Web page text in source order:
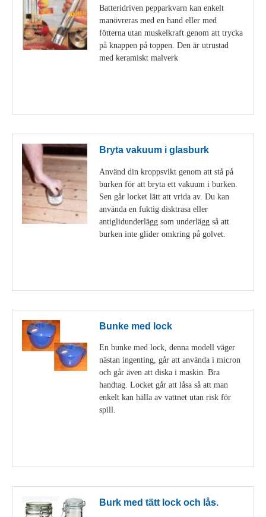
Batteridriven pepparkvarn kan enkelt
manövreras med en hand eller med
fötterna utan muskelkraft genom att trycka
på knappen på toppen. Den är utrustad
med keramiskt malverk
Bryta vakuum i glasburk
Använd din kroppsvikt genom att stå på
burken för att bryta ett vakuum i burken.
Sen går locket lätt att vrida av. Du kan
använda en fuktig disktrasa eller
antiglidunderlägg som underlägg så att
burken inte glider omkring på golvet.
Bunke med lock
En bunke med lock, denna modell väger
nästan ingenting, går att använda i micron
och går även att diska i maskin. Bra
handtag. Locket går att låsa så att man
enkelt kan hälla av vattnet utan risk för
spill.
Burk med tätt lock och lås.